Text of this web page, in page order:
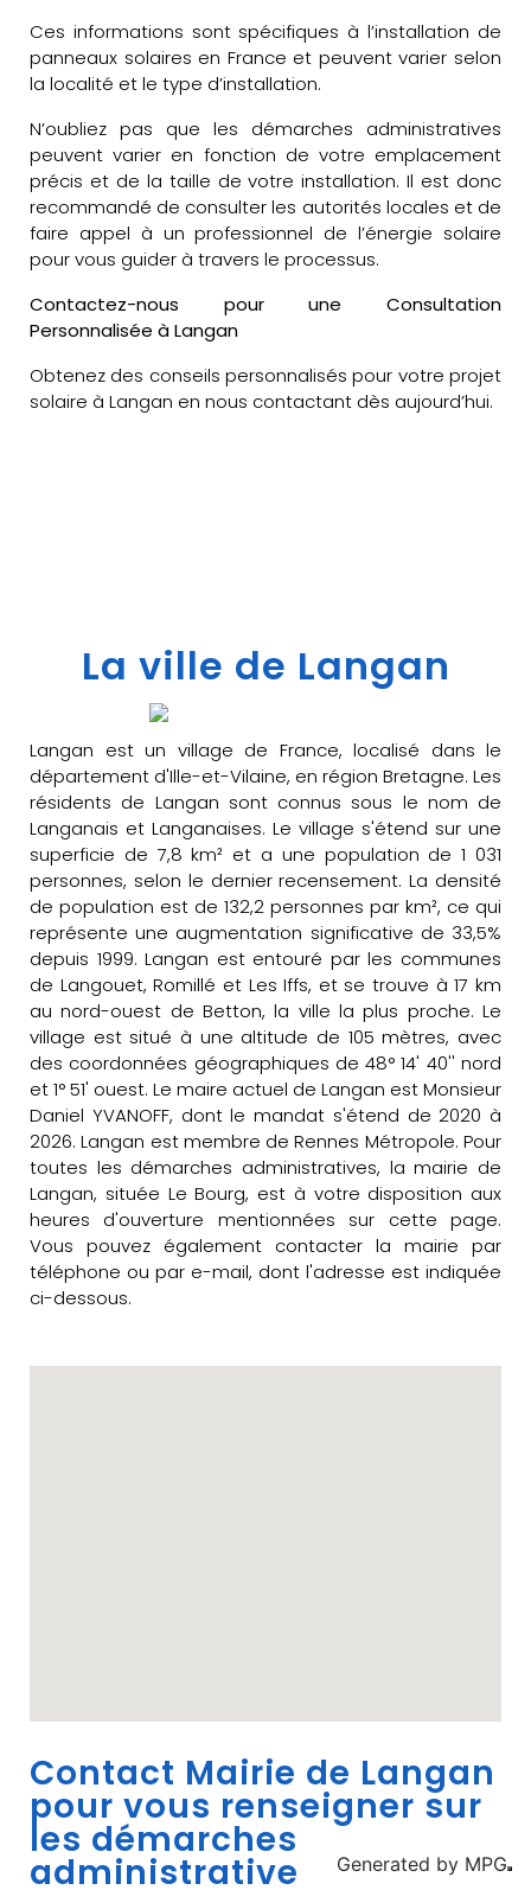
Ces informations sont spécifiques à l’installation de
panneaux solaires en France et peuvent varier selon
la localité et le type d’installation.
N’oubliez pas que les démarches administratives
peuvent varier en fonction de votre emplacement
précis et de la taille de votre installation. Il est donc
recommandé de consulter les autorités locales et de
faire appel à un professionnel de l’énergie solaire
pour vous guider à travers le processus.
Contactez-nous pour une Consultation
Personnalisée à Langan
Obtenez des conseils personnalisés pour votre projet
solaire à Langan en nous contactant dès aujourd’hui.
La ville de Langan
Langan est un village de France, localisé dans le
département d'Ille-et-Vilaine, en région Bretagne. Les
résidents de Langan sont connus sous le nom de
Langanais et Langanaises. Le village s'étend sur une
superficie de 7,8 km² et a une population de 1 031
personnes, selon le dernier recensement. La densité
de population est de 132,2 personnes par km², ce qui
représente une augmentation significative de 33,5%
depuis 1999. Langan est entouré par les communes
de Langouet, Romillé et Les Iffs, et se trouve à 17 km
au nord-ouest de Betton, la ville la plus proche. Le
village est situé à une altitude de 105 mètres, avec
des coordonnées géographiques de 48° 14' 40'' nord
et 1° 51' ouest. Le maire actuel de Langan est Monsieur
Daniel YVANOFF, dont le mandat s'étend de 2020 à
2026. Langan est membre de Rennes Métropole. Pour
toutes les démarches administratives, la mairie de
Langan, située Le Bourg, est à votre disposition aux
heures d'ouverture mentionnées sur cette page.
Vous pouvez également contacter la mairie par
téléphone ou par e-mail, dont l'adresse est indiquée
ci-dessous.
Contact Mairie de Langan
pour vous renseigner sur
les démarches
administrative Generated by MPG